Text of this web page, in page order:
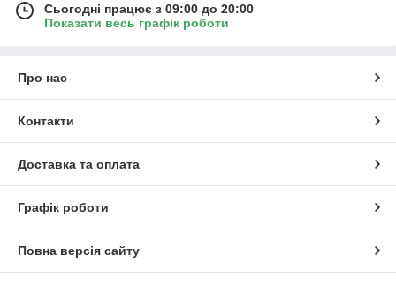
Сьогодні працює з 09:00 до 20:00
Показати весь графік роботи
Про нас
Контакти
Доставка та оплата
Графік роботи
Повна версія сайту